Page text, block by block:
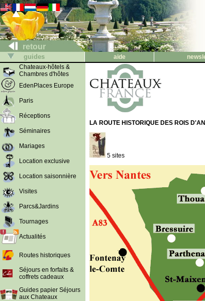
retour
guides aide
Chateaux-hôtels &
Chambres d'hôtes
EdenPlaces Europe
Paris
Réceptions
Séminaires
Mariages
Location exclusive
Location saisonnière
Visites
Parcs&Jardins
Tournages
Actualités
Routes historiques
Séjours en forfaits &
coffrets cadeaux
Guides papier Séjours
aux Chateaux
LA ROUTE HISTORIQUE DES ROIS
5 sites